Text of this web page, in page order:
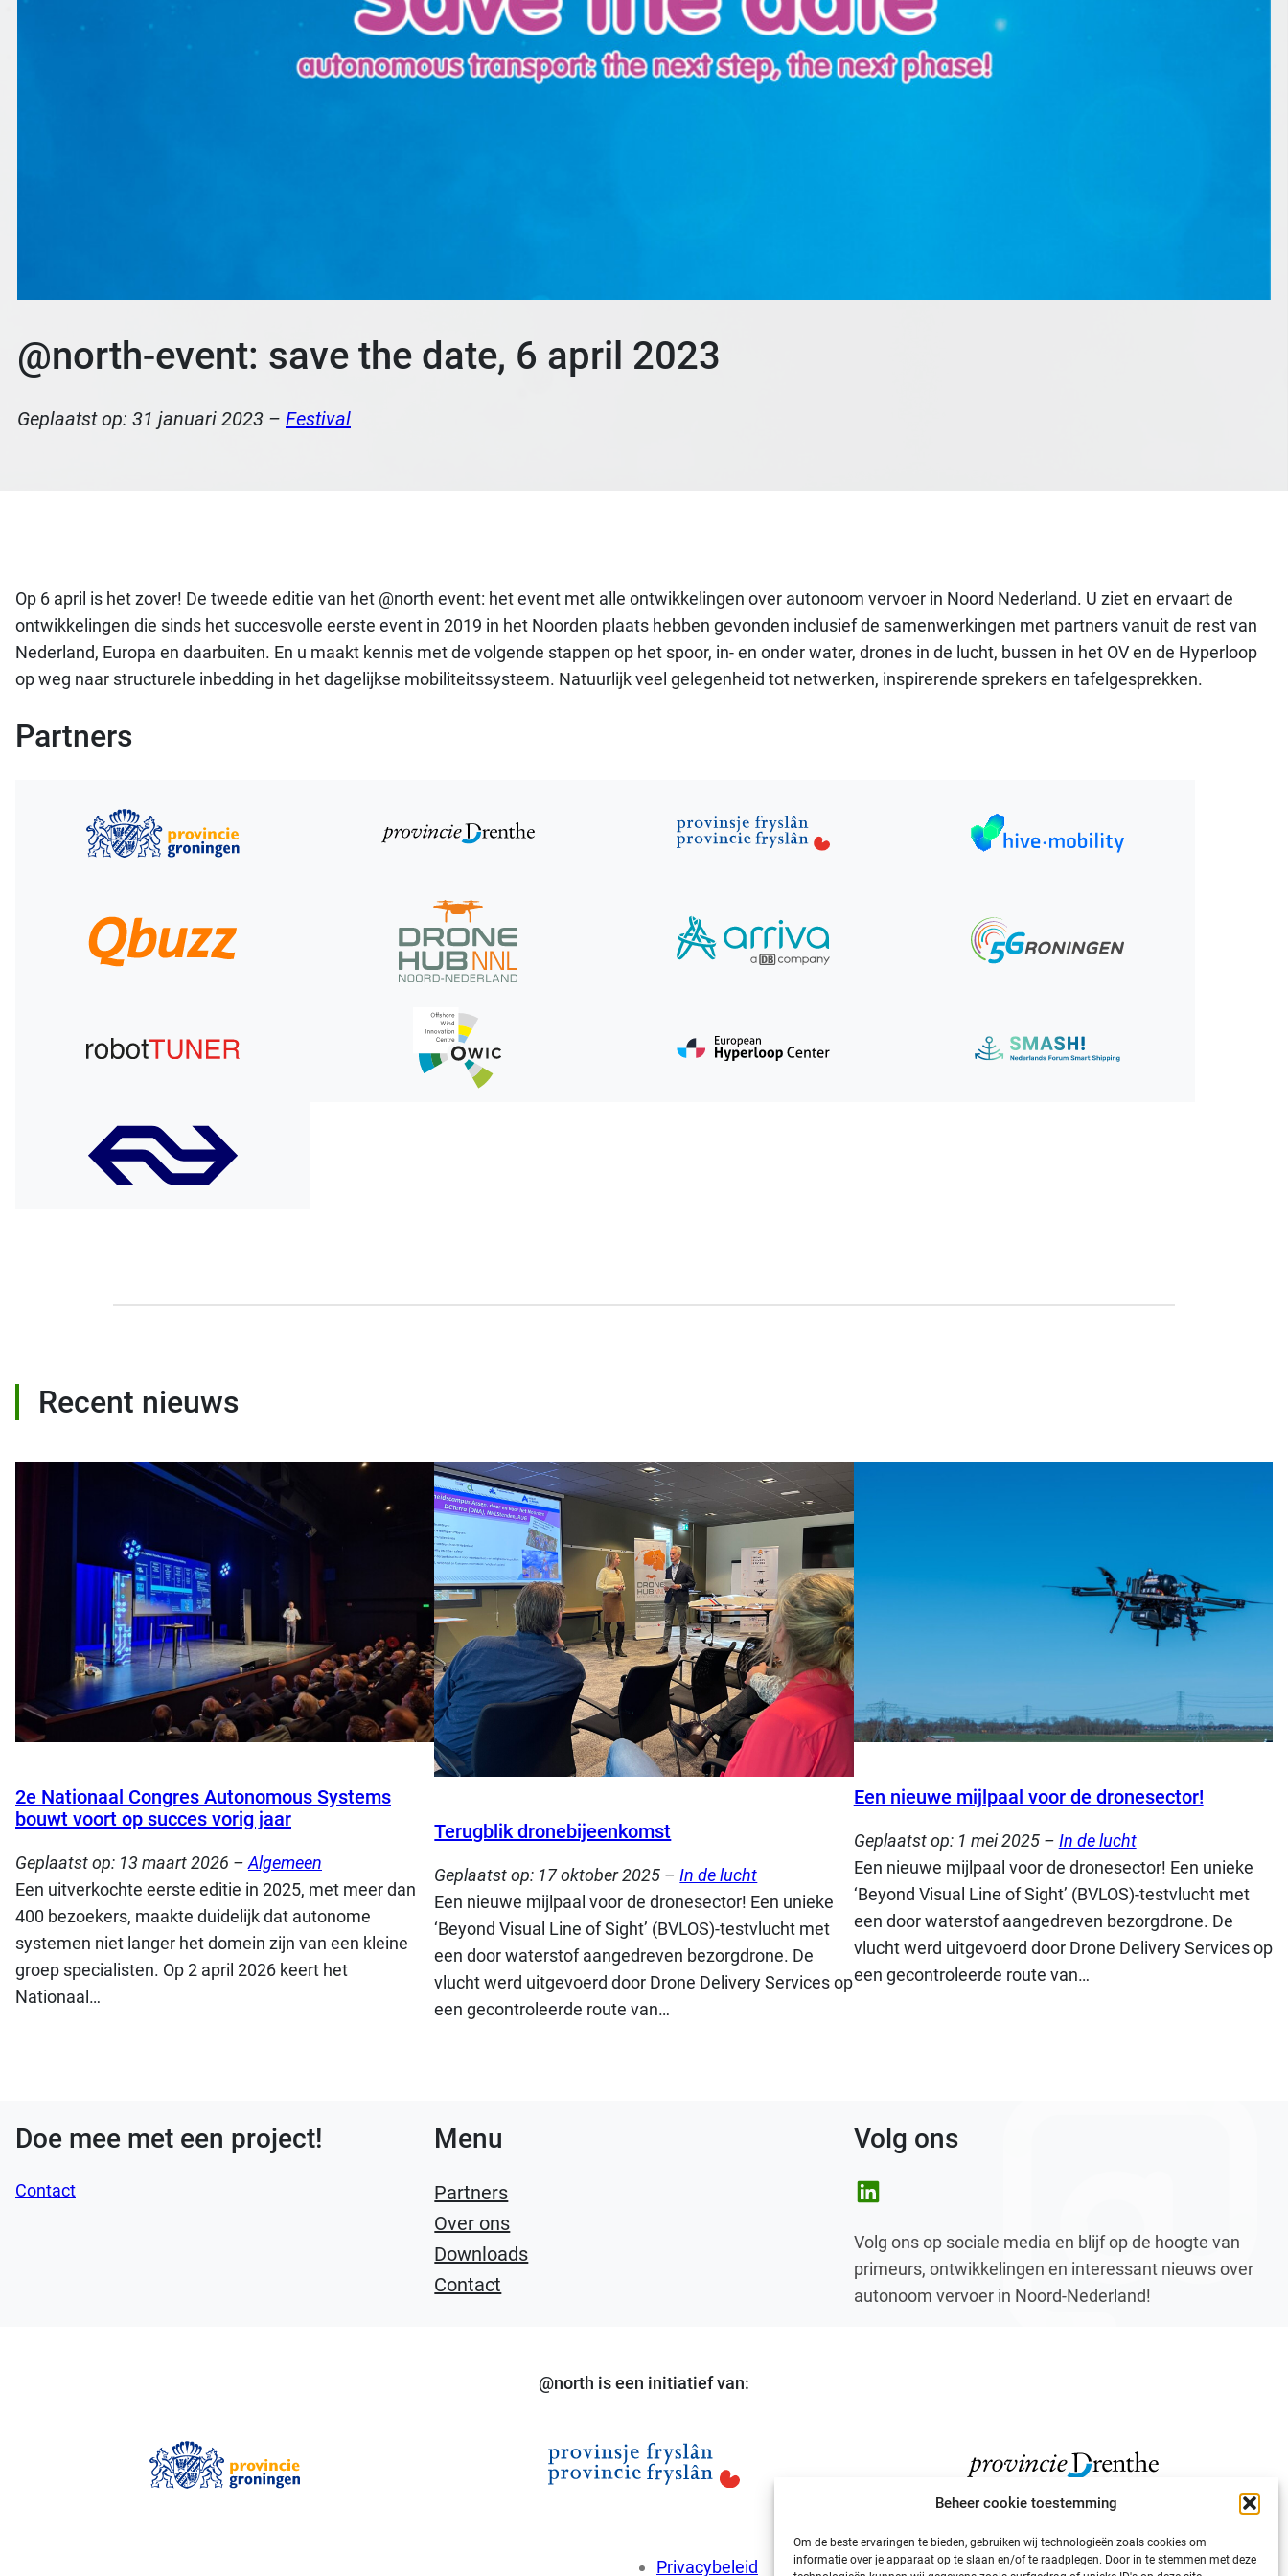
Beheer cookie toestemming
Om de beste ervaringen te bieden, gebruiken wij technologieën zoals cookies om
informatie over je apparaat op te slaan en/of te raadplegen. Door in te stemmen met deze
@north-event: save the date, 6 april 2023
Geplaatst op: 31 januari 2023 – Festival
Op 6 april is het zover! De tweede editie van het @north event: het event met alle ontwikkelingen over autonoom vervoer in Noord Nederland. U ziet en ervaart de
ontwikkelingen die sinds het succesvolle eerste event in 2019 in het Noorden plaats hebben gevonden inclusief de samenwerkingen met partners vanuit de rest van
Nederland, Europa en daarbuiten. En u maakt kennis met de volgende stappen op het spoor, in- en onder water, drones in de lucht, bussen in het OV en de Hyperloop
op weg naar structurele inbedding in het dagelijkse mobiliteitssysteem. Natuurlijk veel gelegenheid tot netwerken, inspirerende sprekers en tafelgesprekken.
Partners
Recent nieuws
2e Nationaal Congres Autonomous Systems
bouwt voort op succes vorig jaar
Geplaatst op: 13 maart 2026 – Algemeen
Een uitverkochte eerste editie in 2025, met meer dan
400 bezoekers, maakte duidelijk dat autonome
systemen niet langer het domein zijn van een kleine
groep specialisten. Op 2 april 2026 keert het
Nationaal…
Terugblik dronebijeenkomst
Geplaatst op: 17 oktober 2025 –In de lucht
Een nieuwe mijlpaal voor de dronesector! Een unieke
‘Beyond Visual Line of Sight’ (BVLOS)-testvlucht met
een door waterstof aangedreven bezorgdrone. De
vlucht werd uitgevoerd door Drone Delivery Services op
een gecontroleerde route van…
Een nieuwe mijlpaal voor de dronesector!
Geplaatst op: 1 mei 2025– In de lucht
Een nieuwe mijlpaal voor de dronesector! Een unieke
‘Beyond Visual Line of Sight’ (BVLOS)-testvlucht met
een door waterstof aangedreven bezorgdrone. De
vlucht werd uitgevoerd door Drone Delivery Services op
een gecontroleerde route van…
Doe mee met een project!
Contact
Menu
Partners
Over ons
Downloads
Contact
Volg ons
LinkedIn
Volg ons op sociale media en blijf op de hoogte van
primeurs, ontwikkelingen en interessant nieuws over
autonoom vervoer in Noord-Nederland!
@north is een initiatief van:
Privacybeleid